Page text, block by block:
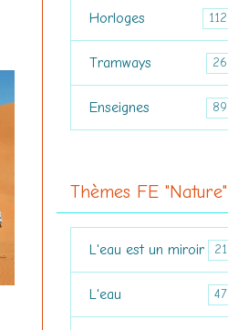
Horloges 112
Tramways 26
Enseignes 89
Thèmes FE "Nature"
L'eau est un miroir 21
L'eau 47